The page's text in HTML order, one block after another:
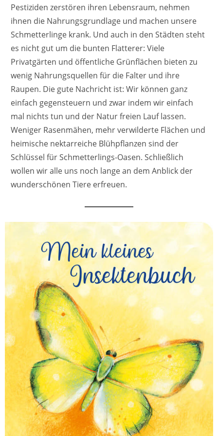
Pestiziden zerstören ihren Lebensraum, nehmen
ihnen die Nahrungsgrundlage und machen unsere
Schmetterlinge krank. Und auch in den Städten steht
es nicht gut um die bunten Flatterer: Viele
Privatgärten und öffentliche Grünflächen bieten zu
wenig Nahrungsquellen für die Falter und ihre
Raupen. Die gute Nachricht ist: Wir können ganz
einfach gegensteuern und zwar indem wir einfach
mal nichts tun und der Natur freien Lauf lassen.
Weniger Rasenmähen, mehr verwilderte Flächen und
heimische nektarreiche Blühpflanzen sind der
Schlüssel für Schmetterlings-Oasen. Schließlich
wollen wir alle uns noch lange an dem Anblick der
wunderschönen Tiere erfreuen.